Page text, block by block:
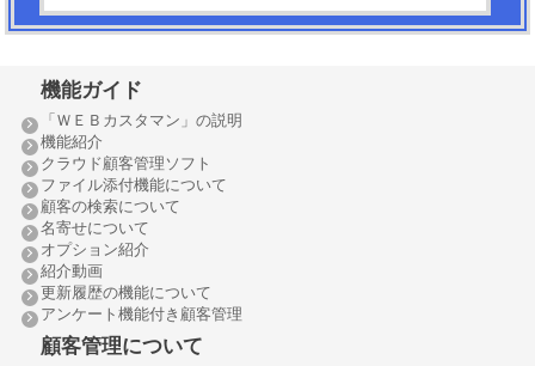
機能ガイド
「ＷＥＢカスタマン」の説明
機能紹介
クラウド顧客管理ソフト
ファイル添付機能について
顧客の検索について
名寄せについて
オプション紹介
紹介動画
更新履歴の機能について
アンケート機能付き顧客管理
顧客管理について